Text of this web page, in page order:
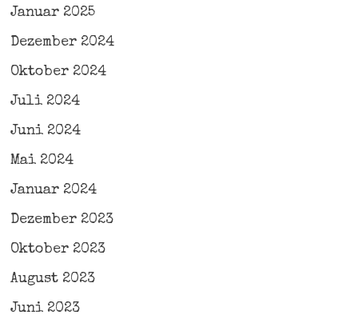
Januar 2025
Dezember 2024
Oktober 2024
Juli 2024
Juni 2024
Mai 2024
Januar 2024
Dezember 2023
Oktober 2023
August 2023
Juni 2023